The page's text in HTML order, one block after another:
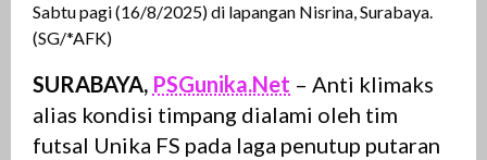
Sabtu pagi (16/8/2025) di lapangan Nisrina, Surabaya.
(SG/*AFK)
SURABAYA, PSGunika.Net – Anti klimaks
alias kondisi timpang dialami oleh tim
futsal Unika FS pada laga penutup putaran